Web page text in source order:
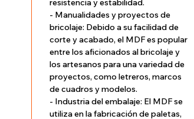
resistencia y estabilidad.
- Manualidades y proyectos de
bricolaje: Debido a su facilidad de
corte y acabado, el MDF es popular
entre los aficionados al bricolaje y
los artesanos para una variedad de
proyectos, como letreros, marcos
de cuadros y modelos.
- Industria del embalaje: El MDF se
utiliza en la fabricación de paletas,